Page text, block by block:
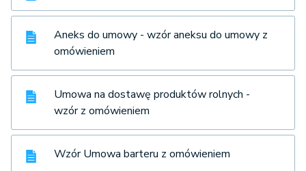
Aneks do umowy - wzór aneksu do umowy z
omówieniem
Umowa na dostawę produktów rolnych -
wzór z omówieniem
Wzór Umowa barteru z omówieniem